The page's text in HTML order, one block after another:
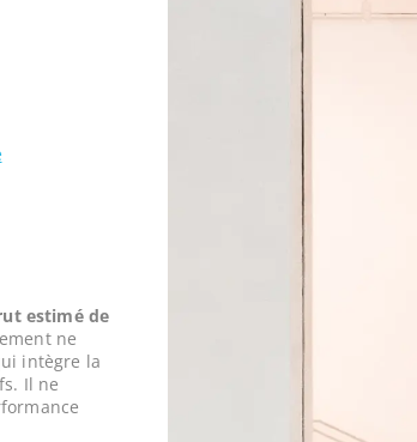
estimé de
ne
intègre la
Il ne